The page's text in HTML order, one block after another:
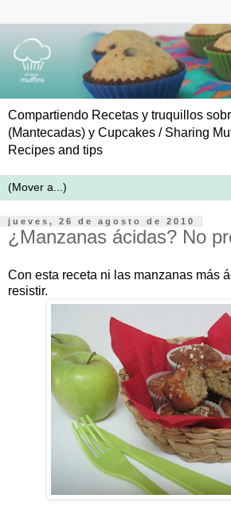
Compartiendo Recetas y truquillos
(Mantecadas) y Cupcakes / Sharing
Recipes and tips
jueves, 26 de agosto de 2010
¿Manzanas ácidas? No
Con esta receta ni las manzanas más
resistir.